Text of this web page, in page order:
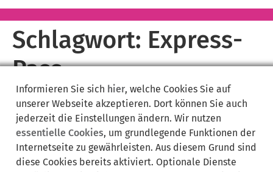
Schlagwort: Express-
Pass
Informieren Sie sich hier, welche Cookies Sie auf
unserer Webseite akzeptieren. Dort können Sie auch
jederzeit die Einstellungen ändern. Wir nutzen
essentielle Cookies, um grundlegende Funktionen der
Internetseite zu gewährleisten. Aus diesem Grund sind
diese Cookies bereits aktiviert. Optionale Dienste